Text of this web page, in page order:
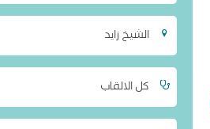
الشيخ زايد
كل الالقاب